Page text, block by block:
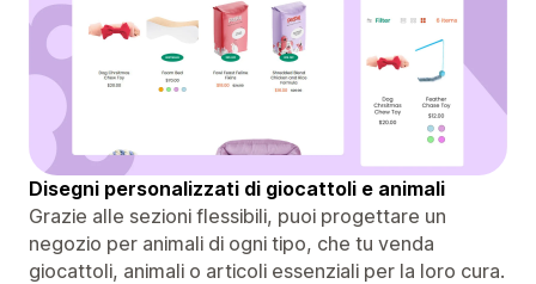
Disegni personalizzati di giocattoli e animali
Grazie alle sezioni flessibili, puoi progettare un
negozio per animali di ogni tipo, che tu venda
giocattoli, animali o articoli essenziali per la loro cura.